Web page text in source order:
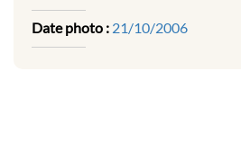
Date photo : 21/10/2006